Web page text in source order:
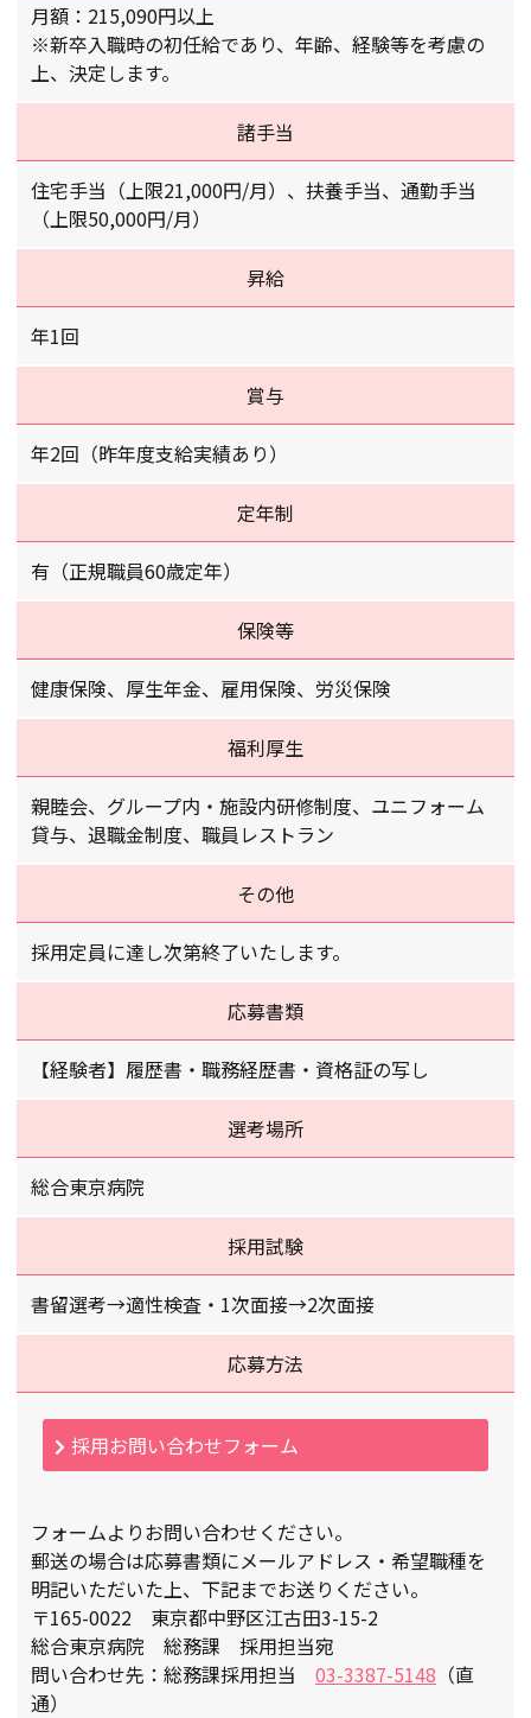
月額：215,090円以上
※新卒入職時の初任給であり、年齢、経験等を考慮の
上、決定します。
諸手当
住宅手当（上限21,000円/月）、扶養手当、通勤手当
（上限50,000円/月）
昇給
年1回
賞与
年2回（昨年度支給実績あり）
定年制
有（正規職員60歳定年）
保険等
健康保険、厚生年金、雇用保険、労災保険
福利厚生
親睦会、グループ内・施設内研修制度、ユニフォーム
貸与、退職金制度、職員レストラン
その他
採用定員に達し次第終了いたします。
応募書類
【経験者】履歴書・職務経歴書・資格証の写し
選考場所
総合東京病院
採用試験
書留選考→適性検査・1次面接→2次面接
応募方法
採用お問い合わせフォーム
フォームよりお問い合わせください。
郵送の場合は応募書類にメールアドレス・希望職種を
明記いただいた上、下記までお送りください。
〒165-0022 東京都中野区江古田3-15-2
総合東京病院 総務課 採用担当宛
問い合わせ先：総務課採用担当 03-3387-5148 （直
通）